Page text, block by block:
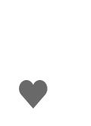
Me
gusta
esto